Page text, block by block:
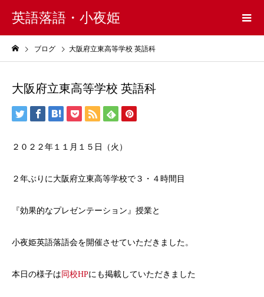
英語落語・小夜姫
ブログ 大阪府立東高等学校 英語科
大阪府立東高等学校 英語科
２０２２年１１月１５日（火）
２年ぶりに大阪府立東高等学校で３・４時間目
『効果的なプレゼンテーション』授業と
小夜姫英語落語会を開催させていただきました。
本日の様子は 同校HPにも掲載していただきました